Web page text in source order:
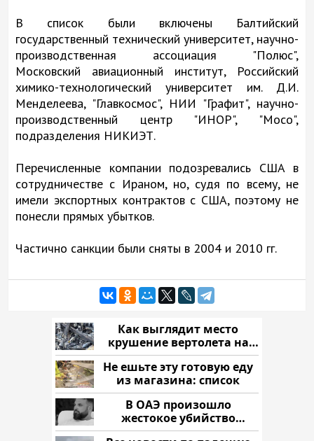
В список были включены Балтийский
государственный технический университет, научно-
производственная ассоциация "Полюс",
Московский авиационный институт, Российский
химико-технологический университет им. Д.И.
Менделеева, "Главкосмос", НИИ "Графит", научно-
производственный центр "ИНОР", "Мосо",
подразделения НИКИЭТ.
Перечисленные компании подозревались США в
сотрудничестве с Ираном, но, судя по всему, не
имели экспортных контрактов с США, поэтому не
понесли прямых убытков.
Частично санкции были сняты в 2004 и 2010 гг.
Как выглядит место
крушение вертолета на
Кавказе: смотреть
Не ешьте эту готовую еду
из магазина: список
В ОАЭ произошло
жестокое убийство
криптомиллионера